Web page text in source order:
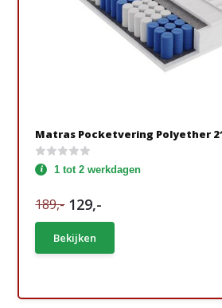
Matras Pocketvering Polyether
1 tot 2 werkdagen
189,- 129,-
Bekijken